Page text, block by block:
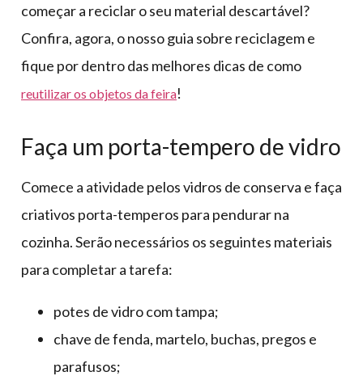
começar a reciclar o seu material descartável?
Confira, agora, o nosso guia sobre reciclagem e
fique por dentro das melhores dicas de como
reutilizar os objetos da feira!
Faça um porta-tempero de vidro
Comece a atividade pelos vidros de conserva e faça
criativos porta-temperos para pendurar na
cozinha. Serão necessários os seguintes materiais
para completar a tarefa:
potes de vidro com tampa;
chave de fenda, martelo, buchas, pregos e
parafusos;